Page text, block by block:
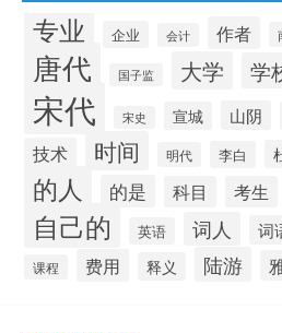
专业 企业 会计 作者
唐代 国子监 大学 学
宋代 宋史 宣城 山阴
技术 时间 明代 李白
的人 的是 科目 考生
自己的 英语 词人 词
课程 费用 释义 陆游